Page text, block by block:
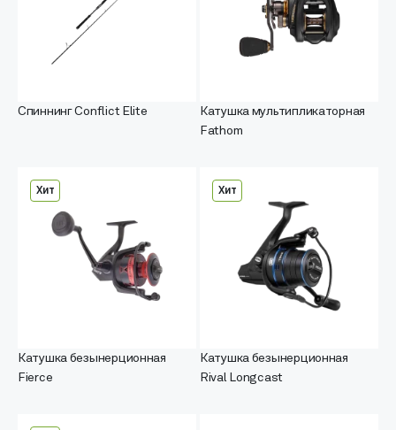
Спиннинг Conflict Elite
Катушка мультипликаторная
Fathom
Хит
Катушка безынерционная
Fierce
Хит
Катушка безынерционная
Rival Longcast